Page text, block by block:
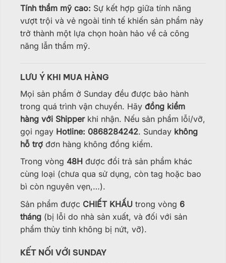
Tính thẩm mỹ cao: Sự kết hợp giữa tính năng
vượt trội và vẻ ngoài tinh tế khiến sản phẩm này
trở thành một lựa chọn hoàn hảo về cả công
năng lẫn thẩm mỹ.
LƯU Ý KHI MUA HÀNG
Mọi sản phẩm ở Sunday đều được bảo hành
trong quá trình vận chuyển. Hãy đồng kiểm
hàng với Shipperkhi nhận. Nếu sản phẩm lỗi/vỡ,
gọi ngay Hotline: 0868284242. Sunday không
hỗ trợ đơn hàng không đồng kiểm.
Trong vòng 48H được đổi trả sản phẩm khác
cùng loại (chưa qua sử dụng, còn tag hoặc bao
bì còn nguyên vẹn,…).
Sản phẩm được CHIẾT KHẤU trong vòng 6
tháng (bị lỗi do nhà sản xuất, và đối với sản
phẩm thủy tinh không bị nứt, vỡ).
KẾT NỐI VỚI SUNDAY